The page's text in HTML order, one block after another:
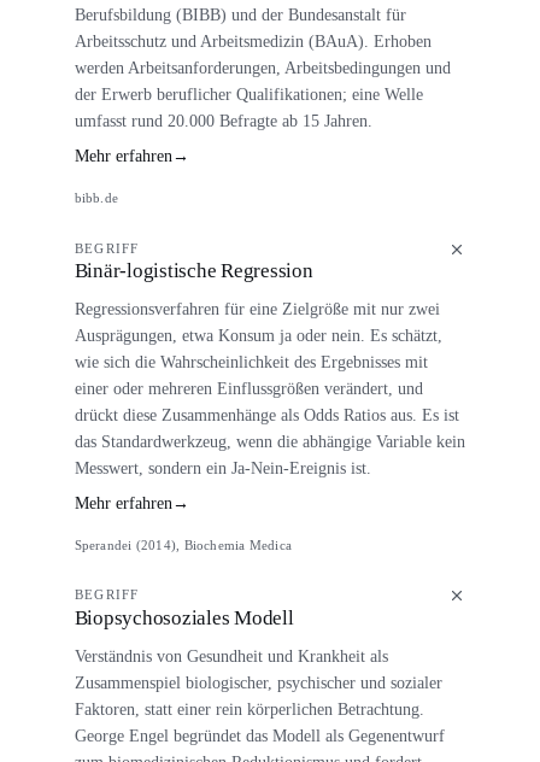
Berufsbildung (BIBB) und der Bundesanstalt für
Arbeitsschutz und Arbeitsmedizin (BAuA). Erhoben
werden Arbeitsanforderungen, Arbeitsbedingungen und
der Erwerb beruflicher Qualifikationen; eine Welle
umfasst rund 20.000 Befragte ab 15 Jahren.
Mehr erfahren →
bibb.de
BEGRIFF
Binär-logistische Regression
Regressionsverfahren für eine Zielgröße mit nur zwei
Ausprägungen, etwa Konsum ja oder nein. Es schätzt,
wie sich die Wahrscheinlichkeit des Ergebnisses mit
einer oder mehreren Einflussgrößen verändert, und
drückt diese Zusammenhänge als Odds Ratios aus. Es ist
das Standardwerkzeug, wenn die abhängige Variable kein
Messwert, sondern ein Ja-Nein-Ereignis ist.
Mehr erfahren →
Sperandei (2014), Biochemia Medica
BEGRIFF
Biopsychosoziales Modell
Verständnis von Gesundheit und Krankheit als
Zusammenspiel biologischer, psychischer und sozialer
Faktoren, statt einer rein körperlichen Betrachtung.
George Engel begründet das Modell als Gegenentwurf